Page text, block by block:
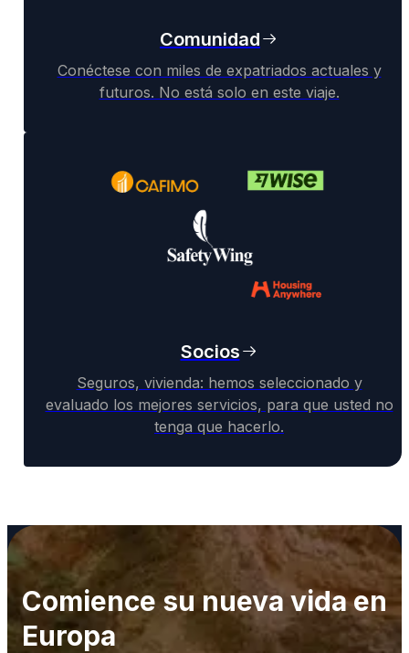
Comunidad
Conéctese con miles de expatriados actuales y
futuros. No está solo en este viaje.
Socios
Seguros, vivienda: hemos seleccionado y
evaluado los mejores servicios, para que usted no
tenga que hacerlo.
Comience su nueva vida en
Europa